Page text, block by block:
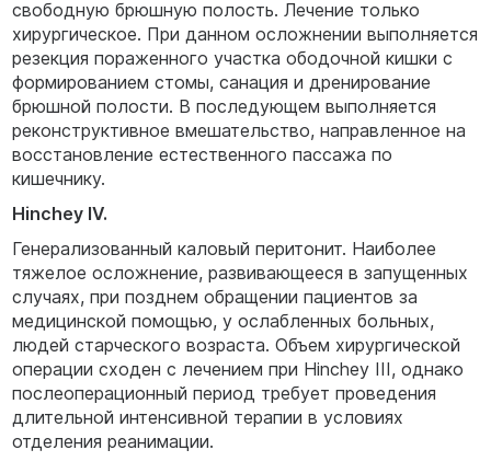
свободную брюшную полость. Лечение только
хирургическое. При данном осложнении выполняется
резекция пораженного участка ободочной кишки с
формированием стомы, санация и дренирование
брюшной полости. В последующем выполняется
реконструктивное вмешательство, направленное на
восстановление естественного пассажа по
кишечнику.
Hinchey IV.
Генерализованный каловый перитонит. Наиболее
тяжелое осложнение, развивающееся в запущенных
случаях, при позднем обращении пациентов за
медицинской помощью, у ослабленных больных,
людей старческого возраста. Объем хирургической
операции сходен с лечением при Hinchey III, однако
послеоперационный период требует проведения
длительной интенсивной терапии в условиях
отделения реанимации.